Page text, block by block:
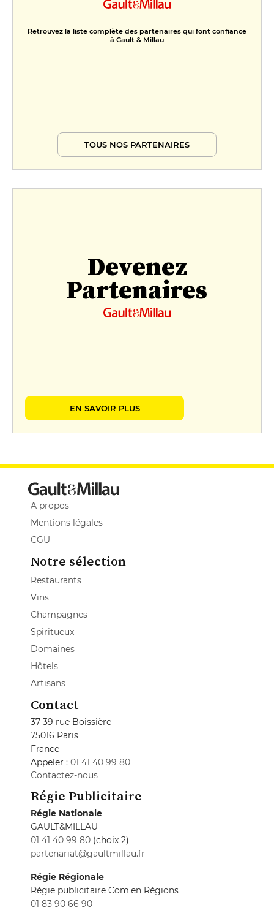
Retrouvez la liste complète des partenaires qui font confiance
à Gault & Millau
TOUS NOS PARTENAIRES
Devenez
Partenaires
EN SAVOIR PLUS
A propos
Mentions légales
CGU
Notre sélection
Restaurants
Vins
Champagnes
Spiritueux
Domaines
Hôtels
Artisans
Contact
37-39 rue Boissière
75016 Paris
France
Appeler : 01 41 40 99 80
Contactez-nous
Régie Publicitaire
Régie Nationale
GAULT&MILLAU
01 41 40 99 80 (choix 2)
partenariat@gaultmillau.fr
Régie Régionale
Régie publicitaire Com'en Régions
01 83 90 66 90